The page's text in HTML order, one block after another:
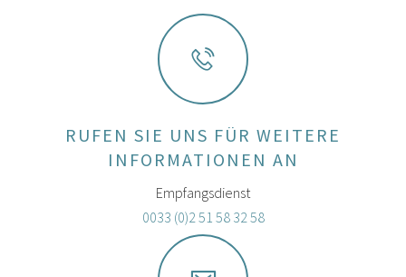
RUFEN SIE UNS FÜR WEITERE
INFORMATIONEN AN
Empfangsdienst
0033 (0)2 51 58 32 58